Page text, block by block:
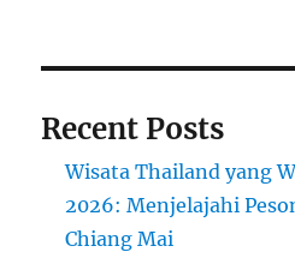
Recent Posts
Wisata Thailand yang
2026: Menjelajahi
Chiang Mai